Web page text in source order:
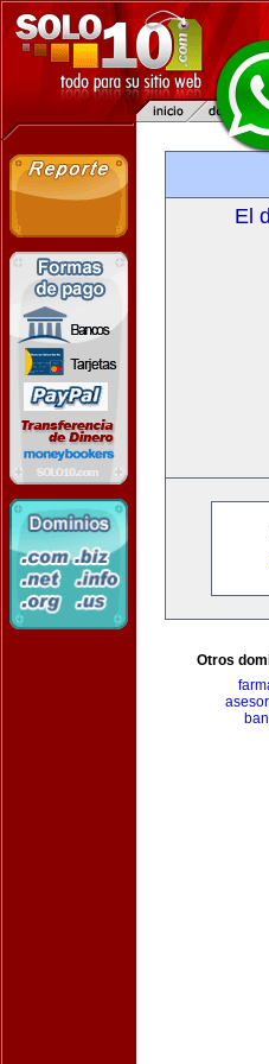
El
Otros